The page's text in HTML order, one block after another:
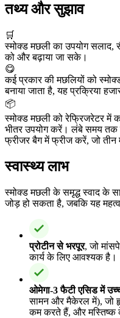
तथ्य और सुझाव
🛒
स्मोक्ड मछली का उपयोग सलाद,
को और बढ़ाया जा सके।
😋
कई प्रकार की मछलियों को
बनाया जाता है, यह प्रक्रिया
📦
स्मोक्ड मछली को रेफ्रिजरेटर
भीतर उपयोग करें। लंबे समय तक
फ्रीजर बैग में फ्रीज करें, जो तीन
स्वास्थ्य लाभ
स्मोक्ड मछली के समृद्ध स्वाद
जोड़ हो सकता है, जबकि यह
प्रोटीन से भरपूर, जो
कार्य के लिए आवश्यक है।
ओमेगा-3 फैटी एसिड में
सामन और मैकेरल में), जो
कम करते हैं, और मस्तिष्क